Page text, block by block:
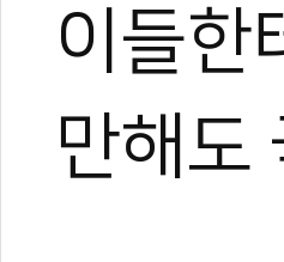
이들한
만해도